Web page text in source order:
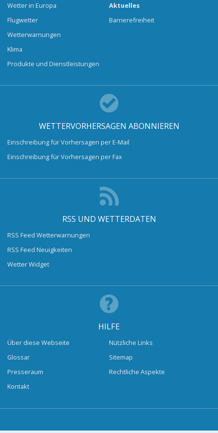
Wetter in Europa
Flugwetter
Wetterwarnungen
Klima
Produkte und Dienstleistungen
Aktuelles
Barrierefreiheit
WETTERVORHERSAGEN ABONNIEREN
Einschreibung für Vorhersagen per E-Mail
Einschreibung für Vorhersagen per Fax
RSS UND WETTERDATEN
RSS Feed Wetterwarnungen
RSS Feed Neuigkeiten
Wetter Widget
HILFE
Über diese Webseite
Glossar
Presseraum
Kontakt
Nützliche Links
Sitemap
Rechtliche Aspekte